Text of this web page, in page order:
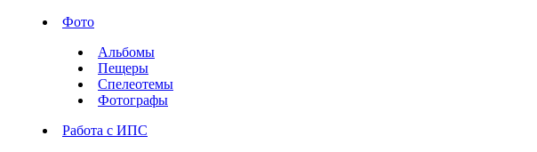
Фото
Альбомы
Пещеры
Спелеотемы
Фотографы
Работа с ИПС